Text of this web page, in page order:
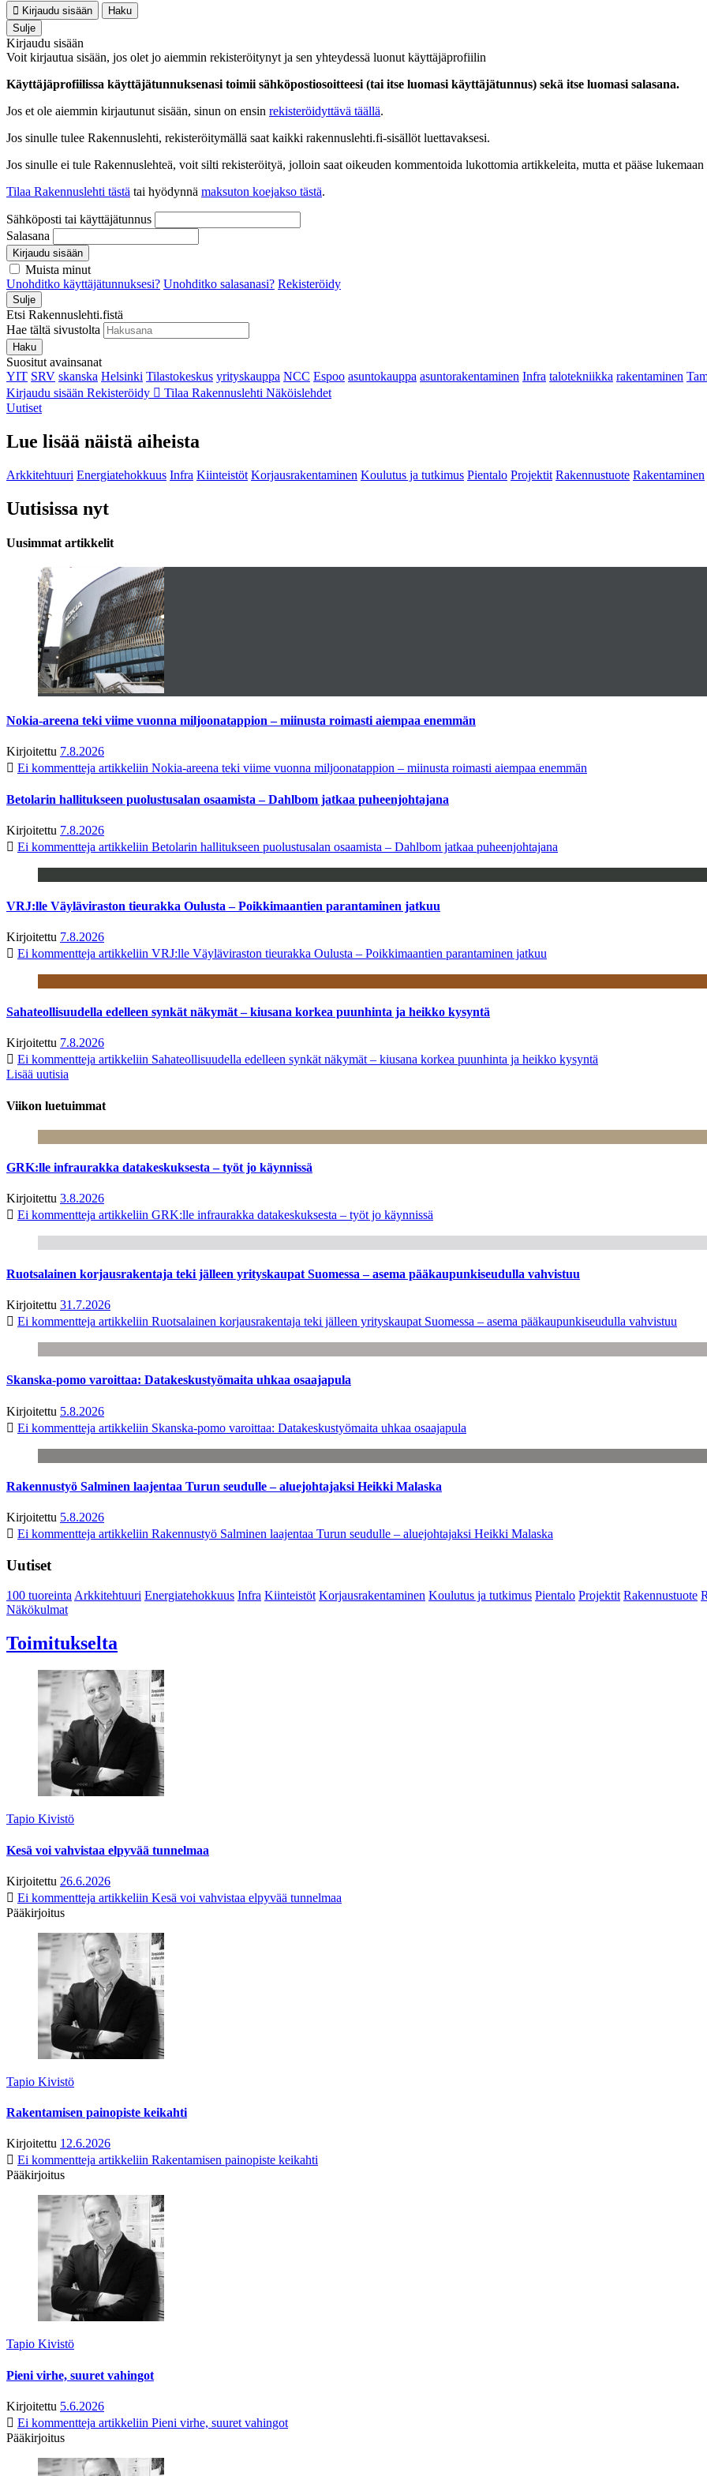
Kirjaudu sisään
Haku
Sulje
Kirjaudu sisään
Voit kirjautua sisään, jos olet jo aiemmin rekisteröitynyt ja sen yhteydessä luonut käyttäjäprofiilin
Käyttäjäprofiilissa käyttäjätunnuksenasi toimii sähköpostiosoitteesi (tai itse luomasi käyttäjätunnus) sekä itse luomasi salasana.
Jos et ole aiemmin kirjautunut sisään, sinun on ensin rekisteröidyttävä täällä.
Jos sinulle tulee Rakennuslehti, rekisteröitymällä saat kaikki rakennuslehti.fi-sisällöt luettavaksesi.
Jos sinulle ei tule Rakennuslehteä, voit silti rekisteröityä, jolloin saat oikeuden kommentoida lukottomia artikkeleita, mutta et pääse
Tilaa Rakennuslehti tästä tai hyödynnä maksuton koejakso tästä.
Sähköposti tai käyttäjätunnus
Salasana
Kirjaudu sisään
Muista minut
Unohditko käyttäjätunnuksesi? Unohditko salasanasi? Rekisteröidy
Sulje
Etsi Rakennuslehti.fistä
Hae tältä sivustolta
Haku
Suositut avainsanat
YIT SRV skanska Helsinki Tilastokeskus yrityskauppa NCC Espoo asuntokauppa asuntorakentaminen Infra talotekniikka rakentaminen
Kirjaudu sisään Rekisteröidy Tilaa Rakennuslehti Näköislehdet
Uutiset
Lue lisää näistä aiheista
Arkkitehtuuri Energiatehokkuus Infra Kiinteistöt Korjausrakentaminen Koulutus ja tutkimus Pientalo Projektit Rakennustuote Rakentaminen
Uutisissa nyt
Uusimmat artikkelit
Nokia-areena teki viime vuonna miljoonatappion – miinusta roimasti aiempaa enemmän
Kirjoitettu 7.8.2026
Ei kommentteja artikkeliin Nokia-areena teki viime vuonna miljoonatappion – miinusta roimasti aiempaa enemmän
Betolarin hallitukseen puolustusalan osaamista – Dahlbom jatkaa puheenjohtajana
Kirjoitettu 7.8.2026
Ei kommentteja artikkeliin Betolarin hallitukseen puolustusalan osaamista – Dahlbom jatkaa puheenjohtajana
VRJ:lle Väyläviraston tieurakka Oulusta – Poikkimaantien parantaminen jatkuu
Kirjoitettu 7.8.2026
Ei kommentteja artikkeliin VRJ:lle Väyläviraston tieurakka Oulusta – Poikkimaantien parantaminen jatkuu
Sahateollisuudella edelleen synkät näkymät – kiusana korkea puunhinta ja heikko kysyntä
Kirjoitettu 7.8.2026
Ei kommentteja artikkeliin Sahateollisuudella edelleen synkät näkymät – kiusana korkea puunhinta ja heikko kysyntä
Lisää uutisia
Viikon luetuimmat
GRK:lle infraurakka datakeskuksesta – työt jo käynnissä
Kirjoitettu 3.8.2026
Ei kommentteja artikkeliin GRK:lle infraurakka datakeskuksesta – työt jo käynnissä
Ruotsalainen korjausrakentaja teki jälleen yrityskaupat Suomessa – asema pääkaupunkiseudulla vahvistuu
Kirjoitettu 31.7.2026
Ei kommentteja artikkeliin Ruotsalainen korjausrakentaja teki jälleen yrityskaupat Suomessa – asema pääkaupunkiseudulla vahvistuu
Skanska-pomo varoittaa: Datakeskustyömaita uhkaa osaajapula
Kirjoitettu 5.8.2026
Ei kommentteja artikkeliin Skanska-pomo varoittaa: Datakeskustyömaita uhkaa osaajapula
Rakennustyö Salminen laajentaa Turun seudulle – aluejohtajaksi Heikki Malaska
Kirjoitettu 5.8.2026
Ei kommentteja artikkeliin Rakennustyö Salminen laajentaa Turun seudulle – aluejohtajaksi Heikki Malaska
Uutiset
100 tuoreintaArkkitehtuuri Energiatehokkuus Infra Kiinteistöt Korjausrakentaminen Koulutus ja tutkimus Pientalo Projektit Rakennustuote
Näkökulmat
Toimitukselta
Tapio Kivistö
Kesä voi vahvistaa elpyvää tunnelmaa
Kirjoitettu 26.6.2026
Ei kommentteja artikkeliin Kesä voi vahvistaa elpyvää tunnelmaa
Pääkirjoitus
Tapio Kivistö
Rakentamisen painopiste keikahti
Kirjoitettu 12.6.2026
Ei kommentteja artikkeliin Rakentamisen painopiste keikahti
Pääkirjoitus
Tapio Kivistö
Pieni virhe, suuret vahingot
Kirjoitettu 5.6.2026
Ei kommentteja artikkeliin Pieni virhe, suuret vahingot
Pääkirjoitus